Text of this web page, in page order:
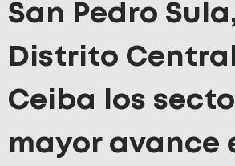
San Pedro
Distrito
Ceiba los
mayor avance